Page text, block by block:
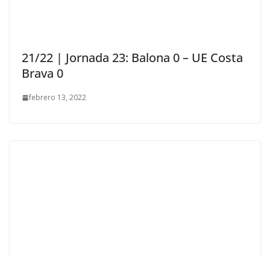
21/22 | Jornada 23: Balona 0 – UE Costa
Brava 0
febrero 13, 2022